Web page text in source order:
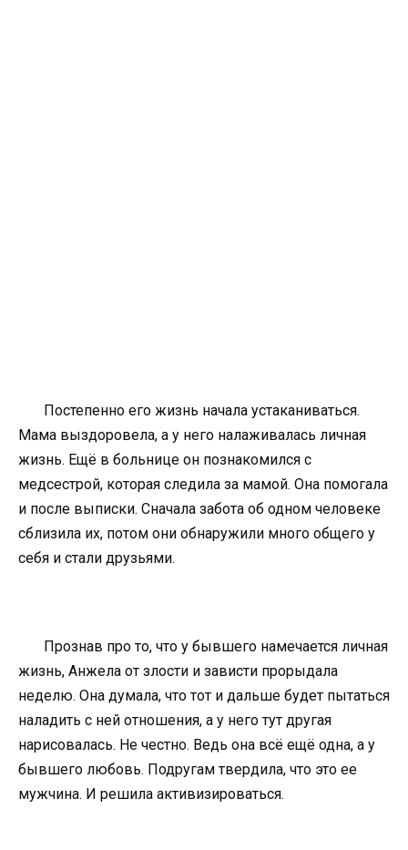
Постепенно его жизнь начала устаканиваться.
Мама выздоровела, а у него налаживалась личная
жизнь. Ещё в больнице он познакомился с
медсестрой, которая следила за мамой. Она помогала
и после выписки. Сначала забота об одном человеке
сблизила их, потом они обнаружили много общего у
себя и стали друзьями.
Прознав про то, что у бывшего намечается личная
жизнь, Анжела от злости и зависти прорыдала
неделю. Она думала, что тот и дальше будет пытаться
наладить с ней отношения, а у него тут другая
нарисовалась. Не честно. Ведь она всё ещё одна, а у
бывшего любовь. Подругам твердила, что это ее
мужчина. И решила активизироваться.